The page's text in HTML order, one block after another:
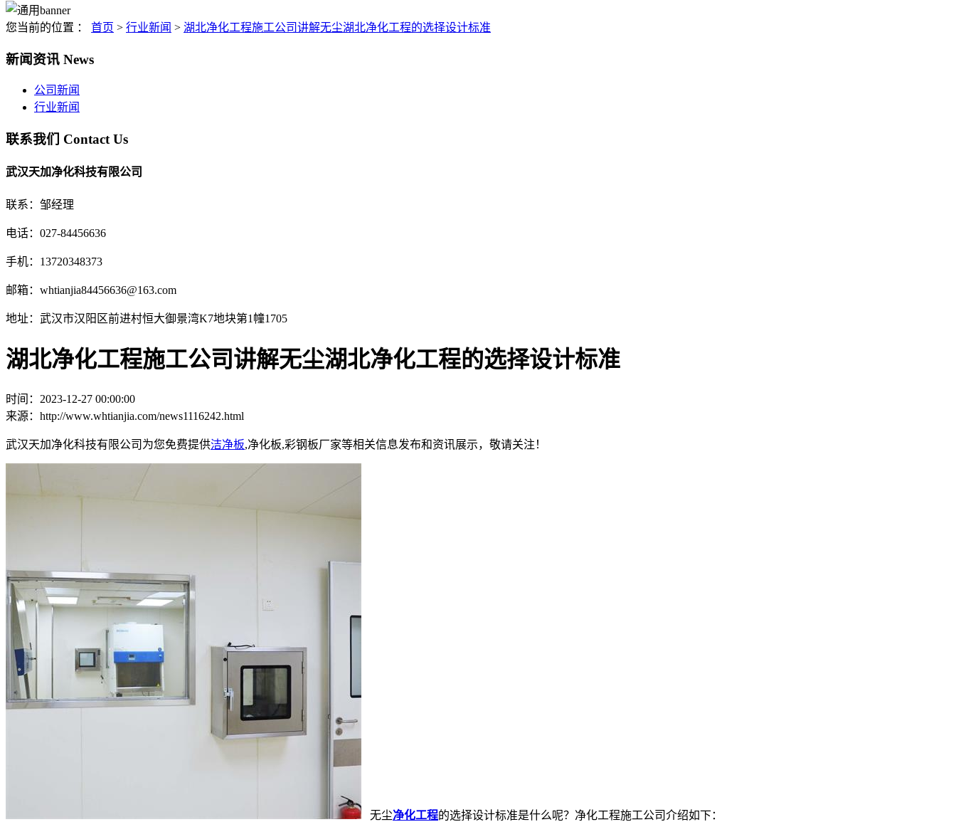
您当前的位置 ： 首页 > 行业新闻 > 湖北净化工程施工公司讲解无尘湖北净化工程的选择设计标准
新闻资讯 News
公司新闻
行业新闻
联系我们 Contact Us
武汉天加净化科技有限公司
联系：邹经理
电话：027-84456636
手机：13720348373
邮箱：whtianjia84456636@163.com
地址：武汉市汉阳区前进村恒大御景湾K7地块第1幢1705
湖北净化工程施工公司讲解无尘湖北净化工程的选择设计标准
时间：2023-12-27 00:00:00
来源：http://www.whtianjia.com/news1116242.html
武汉天加净化科技有限公司为您免费提供洁净板,净化板,彩钢板厂家等相关信息发布和资讯展示，敬请关注！
无尘净化工程的选择设计标准是什么呢？净化工程施工公司介绍如下：